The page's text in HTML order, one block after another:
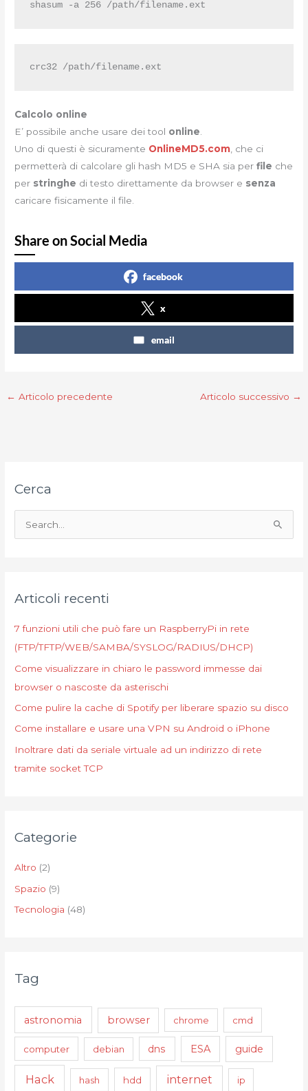
shasum -a 256 /path/filename.ext
crc32 /path/filename.ext
Calcolo online
E’ possibile anche usare dei tool online.
Uno di questi è sicuramente OnlineMD5.com, che ci
permetterà di calcolare gli hash MD5 e SHA sia perfile che
per stringhe di testo direttamente da browser e senza
caricare fisicamente il file.
Share on Social Media
facebook
x
email
← Articolo precedente Articolo successivo →
Cerca
a
Articoli recenti
7 funzioni utili che può fare un RaspberryPi in rete
(FTP/TFTP/WEB/SAMBA/SYSLOG/RADIUS/DHCP)
Come visualizzare in chiaro le password immesse dai
browser o nascoste da asterischi
Come pulire la cache di Spotify per liberare spazio su disco
Come installare e usare una VPN su Android o iPhone
Inoltrare dati da seriale virtuale ad un indirizzo di rete
tramite socket TCP
Categorie
Altro (2)
Spazio (9)
Tecnologia (48)
Tag
astronomia browser chrome cmd
computer debian dns ESA guide
Hack hash hdd internet ip